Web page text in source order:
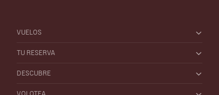
VUELOS
TU RESERVA
DESCUBRE